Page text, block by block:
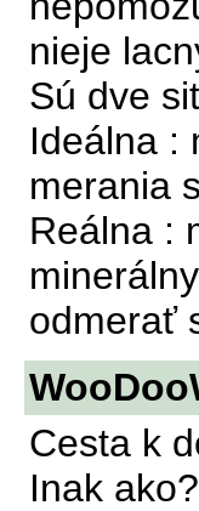
nieje
Sú dve
Ideálna :
merania
Reálna :
odmerať
Cesta k
Inak